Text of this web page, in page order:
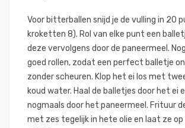
Voor bitterballen snijd je de vulling in 20
kroketten 8). Rol van elke punt een
deze vervolgens door de paneermeel.
goed rollen, zodat een perfect balletje
zonder scheuren. Klop het ei los met
koud water. Haal de balletjes door het ei
nogmaals door het paneermeel. Frituur
met zes tegelijk in hete olie en laat ze op